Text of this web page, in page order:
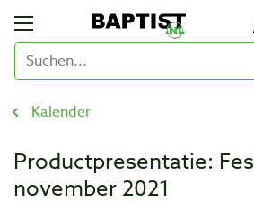
Kalender
Productpresentatie:
november 2021